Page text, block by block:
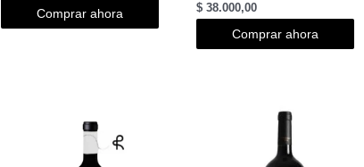
Comprar ahora
$38.000,00
Comprar ahora